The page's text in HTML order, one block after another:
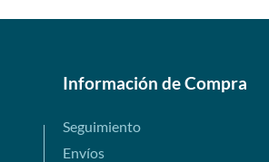
Precio
Información de Compra
Seguimiento
Envíos